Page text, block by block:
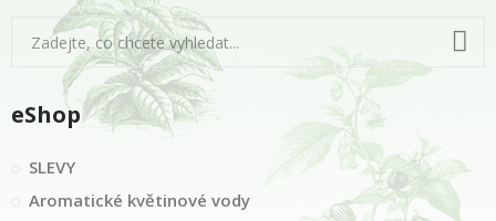
eShop
SLEVY
Aromatické květinové vody